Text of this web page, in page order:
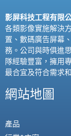
影屏科技工程有限
各類影像實施解決
置、數碼廣告屏幕
務。公司與時俱進
隊經驗豐富，擁用
最合宜及符合需求
網站地圖
產品